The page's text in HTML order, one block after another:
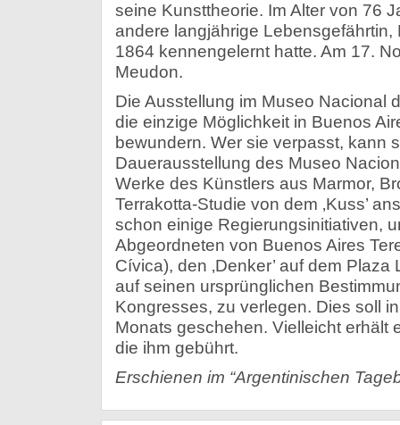
seine Kunsttheorie. Im Alter von 76
andere langjährige Lebensgefährtin,
1864 kennengelernt hatte. Am 17.
Meudon.
Die Ausstellung im Museo Nacional
die einzige Möglichkeit in Buenos
bewundern. Wer sie verpasst, kann
Dauerausstellung des Museo
Werke des Künstlers aus Marmor,
Terrakotta-Studie von dem ‚Kuss’
schon einige Regierungsinitiativen,
Abgeordneten von Buenos Aires
Cívica), den ‚Denker’ auf dem
auf seinen ursprünglichen
Kongresses, zu verlegen. Dies soll
Monats geschehen. Vielleicht erhält
die ihm gebührt.
Erschienen im “Argentinischen